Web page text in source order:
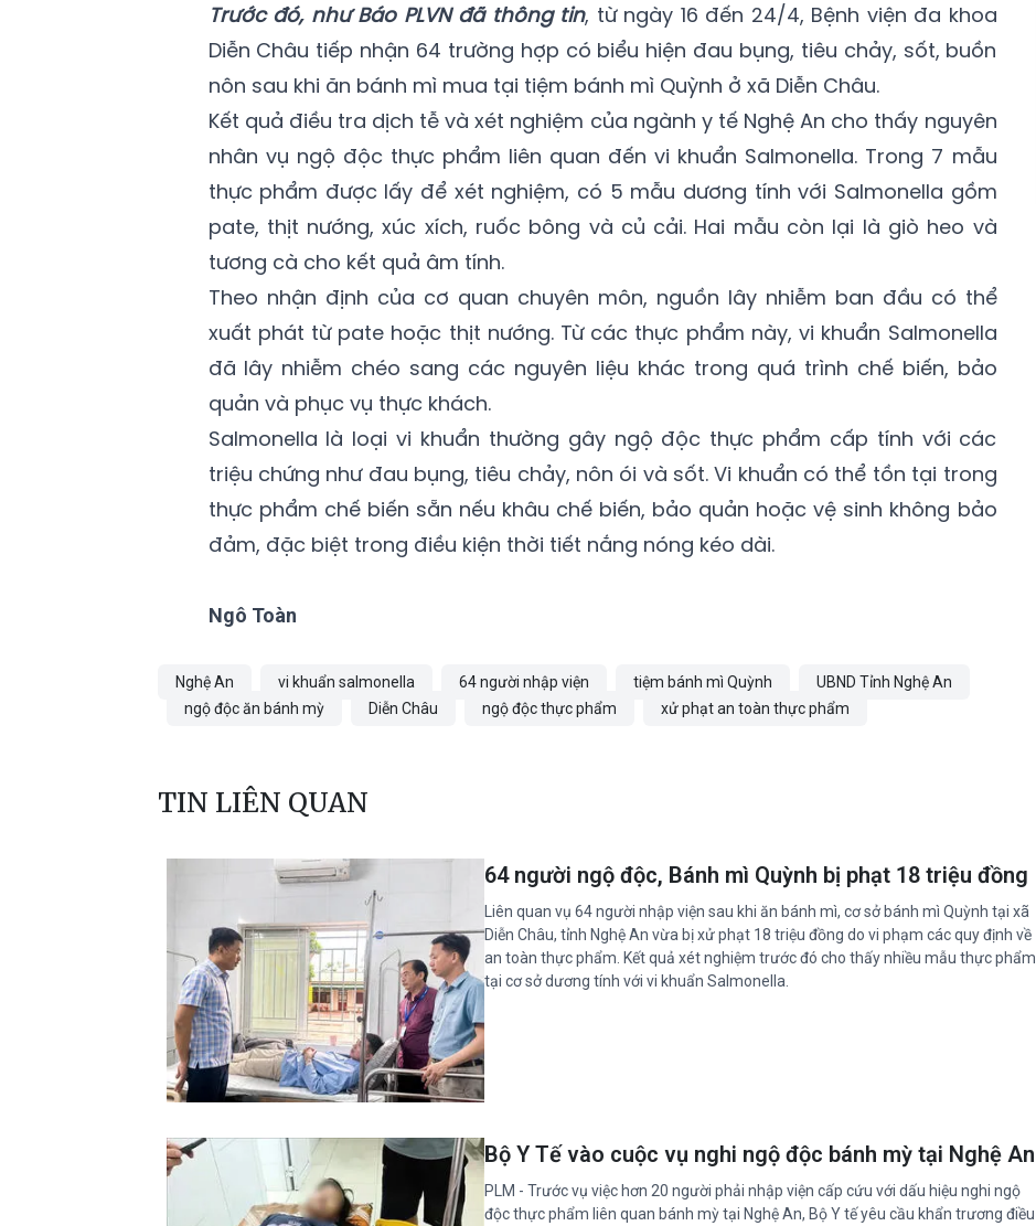
Trước đó, như Báo PLVN đã thông tin, từ ngày 16 đến 24/4, Bệnh viện đa khoa
Diễn Châu tiếp nhận 64 trường hợp có biểu hiện đau bụng, tiêu chảy, sốt, buồn
nôn sau khi ăn bánh mì mua tại tiệm bánh mì Quỳnh ở xã Diễn Châu.
Kết quả điều tra dịch tễ và xét nghiệm của ngành y tế Nghệ An cho thấy nguyên
nhân vụ ngộ độc thực phẩm liên quan đến vi khuẩn Salmonella. Trong 7 mẫu
thực phẩm được lấy để xét nghiệm, có 5 mẫu dương tính với Salmonella gồm
pate, thịt nướng, xúc xích, ruốc bông và củ cải. Hai mẫu còn lại là giò heo và
tương cà cho kết quả âm tính.
Theo nhận định của cơ quan chuyên môn, nguồn lây nhiễm ban đầu có thể
xuất phát từ pate hoặc thịt nướng. Từ các thực phẩm này, vi khuẩn Salmonella
đã lây nhiễm chéo sang các nguyên liệu khác trong quá trình chế biến, bảo
quản và phục vụ thực khách.
Salmonella là loại vi khuẩn thường gây ngộ độc thực phẩm cấp tính với các
triệu chứng như đau bụng, tiêu chảy, nôn ói và sốt. Vi khuẩn có thể tồn tại trong
thực phẩm chế biến sẵn nếu khâu chế biến, bảo quản hoặc vệ sinh không bảo
đảm, đặc biệt trong điều kiện thời tiết nắng nóng kéo dài.
Ngô Toàn
Nghệ An vi khuẩn salmonella 64 người nhập viện tiệm bánh mì Quỳnh
UBND Tỉnh Nghệ An
ngộ độc ăn bánh mỳ
Diễn Châu ngộ độc thực phẩm xử phạt an toàn thực phẩm
TIN LIÊN QUAN
64 người ngộ độc, Bánh mì Quỳnh bị phạt 18 triệu đồng
Liên quan vụ 64 người nhập viện sau khi ăn bánh mì, cơ sở bánh mì Quỳnh tại xã
Diễn Châu, tỉnh Nghệ An vừa bị xử phạt 18 triệu đồng do vi phạm các quy định về
an toàn thực phẩm. Kết quả xét nghiệm trước đó cho thấy nhiều mẫu thực phẩm
tại cơ sở dương tính với vi khuẩn Salmonella.
Bộ Y Tế vào cuộc vụ nghi ngộ độc bánh mỳ tại Nghệ An
PLM - Trước vụ việc hơn 20 người phải nhập viện cấp cứu với dấu hiệu nghi ngộ
độc thực phẩm liên quan bánh mỳ tại Nghệ An, Bộ Y tế yêu cầu khẩn trương điều